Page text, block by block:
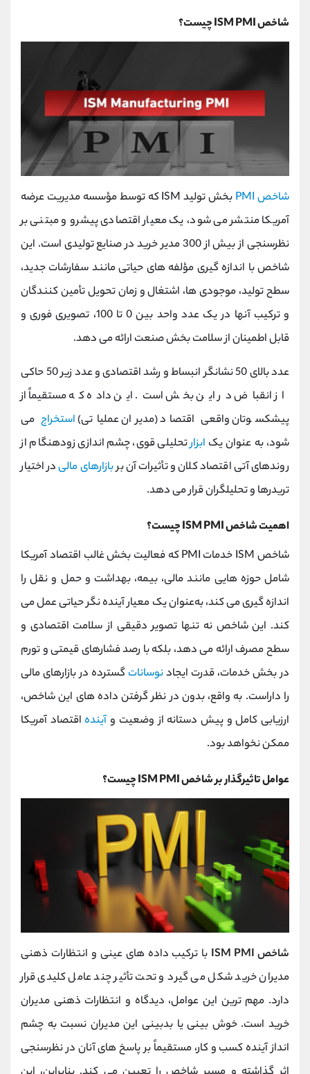
شاخص ISM PMI چیست؟
شاخص PMI
بخش تولید ISM که توسط مؤسسه مدیریت عرضه
آمریکا منتشر می‌ شود، یک معیار اقتصادی پیشرو و مبتنی بر
نظرسنجی از بیش از 300 مدیر خرید در صنایع تولیدی است. این
شاخص با اندازه‌ گیری مؤلفه‌ های حیاتی مانند سفارشات جدید،
سطح تولید، موجودی ‌ها، اشتغال و زمان تحویل تأمین‌ کنندگان
و ترکیب آنها در یک عدد واحد بین 0 تا 100، تصویری فوری و
قابل‌ اطمینان از سلامت بخش صنعت ارائه می ‌دهد.
عدد بالای 50 نشانگر انبساط و رشد اقتصادی و عدد زیر 50 حاکی
از انقباض در این بخش است. این داده که مستقیماً از
پیشکسوتان واقعی اقتصاد (مدیران عملیاتی)استخراج می
‌شود، به عنوان یک ابزارتحلیلی قوی، چشم ‌اندازی زودهنگام از
روندهای آتی اقتصاد کلان و تأثیرات آن بربازارهای مالیدر اختیار
تریدرها و تحلیلگران قرار می ‌دهد.
اهمیت شاخص ISM PMI چیست؟
شاخص ISM خدمات PMI که فعالیت بخش غالب اقتصاد آمریکا
شامل حوزه ‌هایی مانند مالی، بیمه، بهداشت و حمل‌ و نقل را
اندازه‌ گیری می کند، به‌عنوان یک معیار آینده ‌نگر حیاتی عمل می
کند. این شاخص نه ‌تنها تصویر دقیقی از سلامت اقتصادی و
سطح مصرف ارائه می ‌دهد، بلکه با رصد فشارهای قیمتی و تورم
در بخش خدمات، قدرت ایجادنوسانات گسترده در بازارهای مالی
را داراست. به ‌واقع، بدون در نظر گرفتن داده‌ های این شاخص،
ارزیابی کامل و پیش ‌دستانه از وضعیت وآیندهاقتصاد آمریکا
ممکن نخواهد بود.
عوامل تاثیرگذار بر شاخص ISM PMI چیست؟
شاخص ISM PMI
با ترکیب داده ‌های عینی و انتظارات ذهنی
مدیران خرید شکل می ‌گیرد و تحت تأثیر چند عامل کلیدی قرار
دارد. مهم ‌ترین این عوامل، دیدگاه و انتظارات ذهنی مدیران
خرید است. خوش بینی یا بدبینی این مدیران نسبت به چشم‌
انداز آینده کسب‌ و کار، مستقیماً بر پاسخ ‌های آنان در نظرسنجی